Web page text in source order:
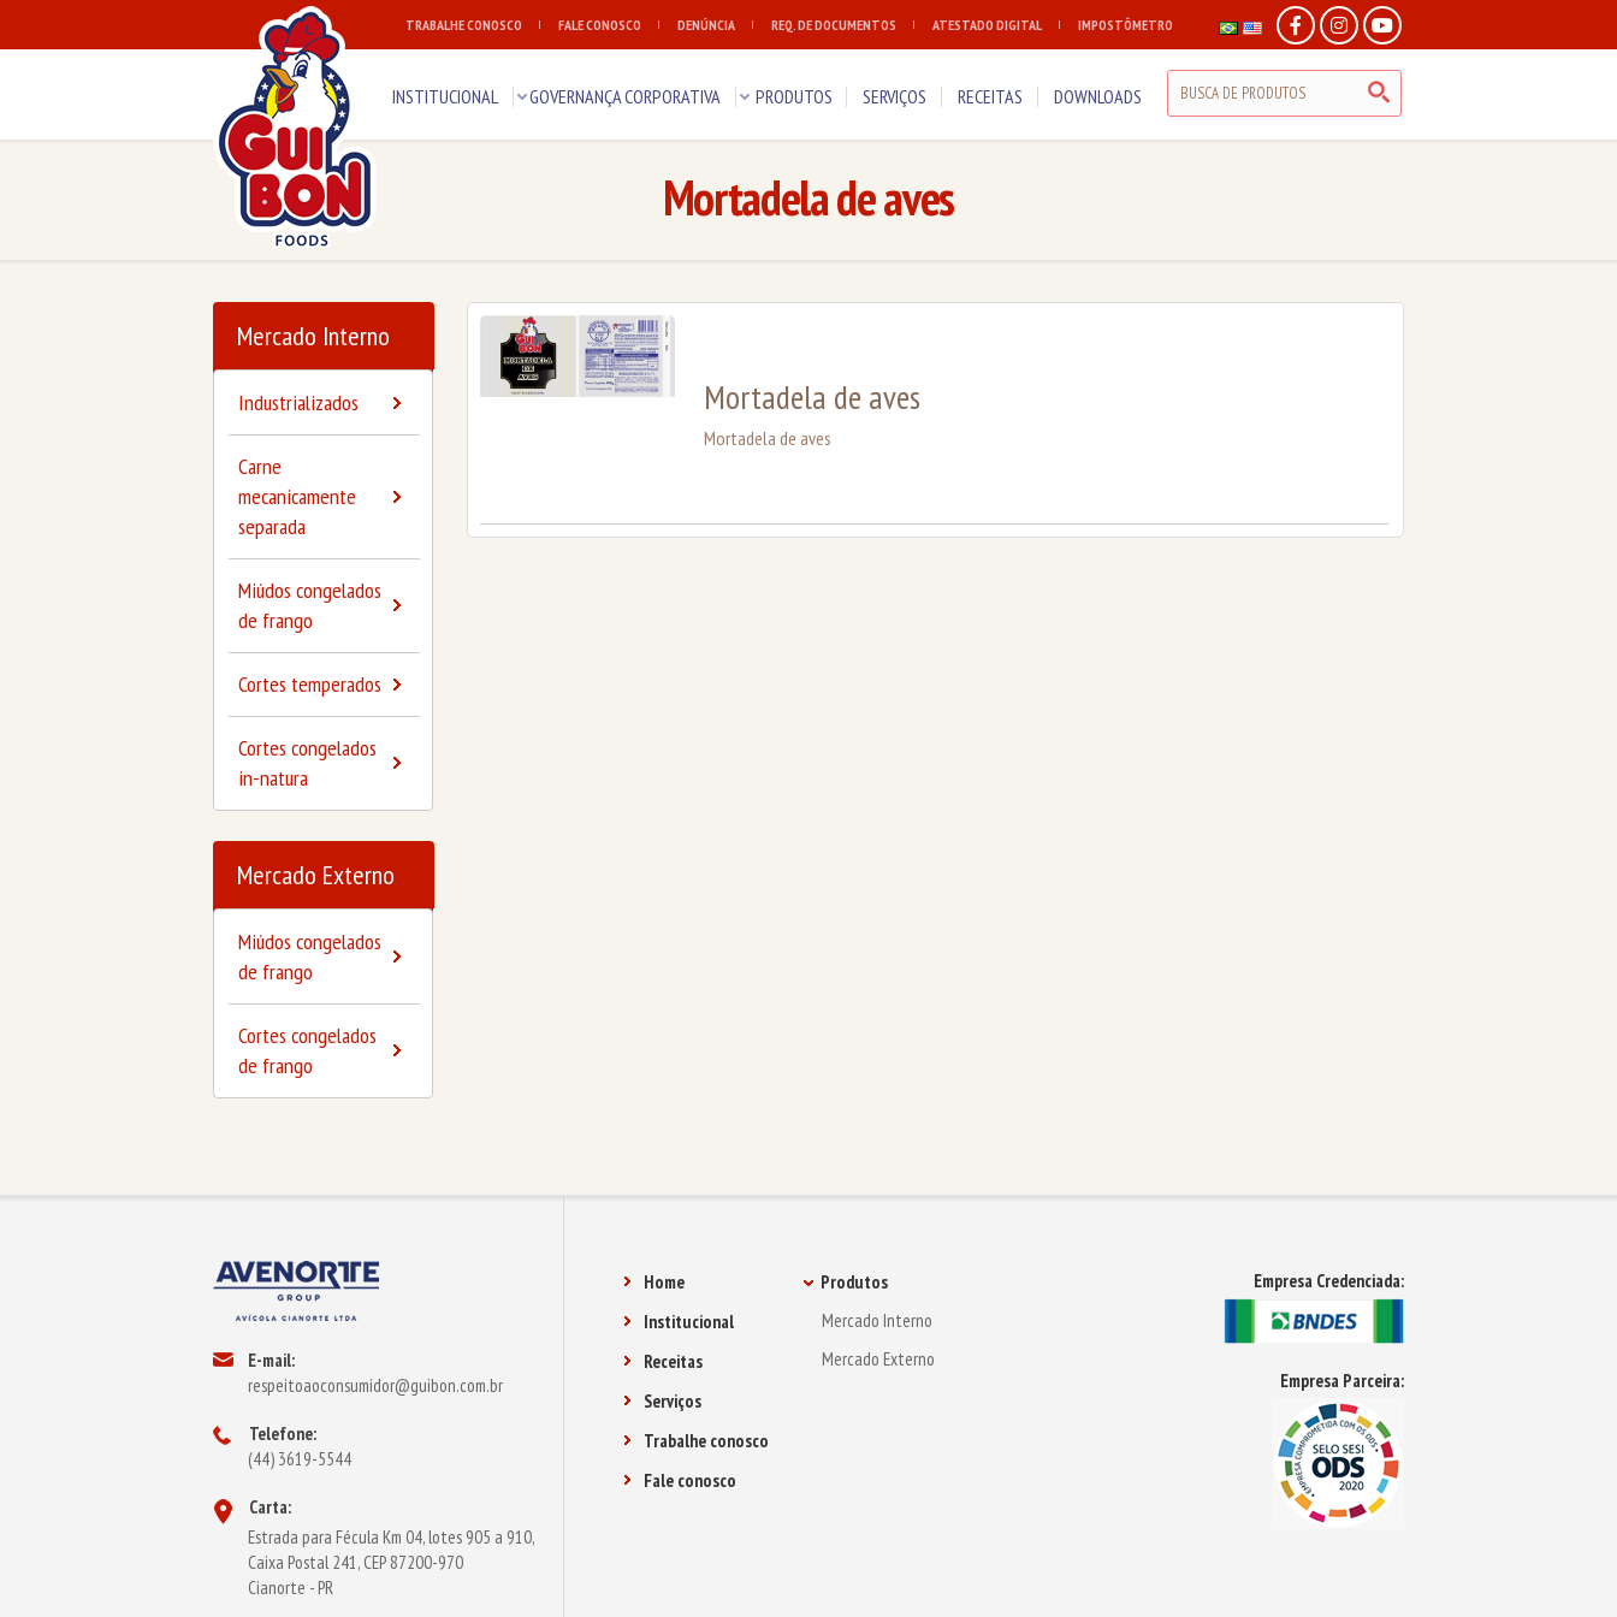
TRABALHE CONOSCO FALE CONOSCO DENÚNCIA REQ. DE DOCUMENTOS ATESTADO DIGITAL IMPOSTÔMETRO
INSTITUCIONAL GOVERNANÇA CORPORATIVA PRODUTOS SERVIÇOS RECEITAS DOWNLOADS
Mortadela de aves
Mercado Interno
Industrializados
Carne
mecanicamente
separada
Miúdos congelados
de frango
Cortes temperados
Cortes congelados
in-natura
Mercado Externo
Miúdos congelados
de frango
Cortes congelados
de frango
Mortadela de aves
Mortadela de aves
E-mail:
respeitoaoconsumidor@guibon.com.br
Telefone:
(44) 3619-5544
Carta:
Estrada para Fécula Km 04, lotes 905 a 910,
Caixa Postal 241, CEP 87200-970
Cianorte - PR
Home
Institucional
Receitas
Serviços
Trabalhe conosco
Fale conosco
Produtos
Mercado Interno
Mercado Externo
Empresa Credenciada:
Empresa Parceira: